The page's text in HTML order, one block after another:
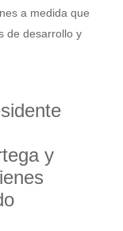
a medida que
de desarrollo y
y